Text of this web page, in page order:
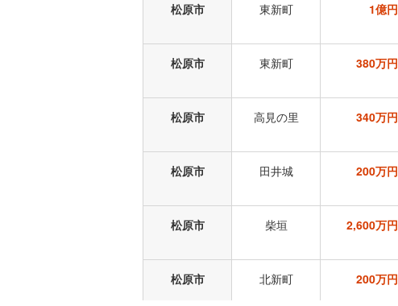
松原市 東新町 1億円
松原市 東新町 380万円
松原市 高見の里 340万円
松原市 田井城 200万円
松原市 柴垣 2,600万円
松原市 北新町 200万円